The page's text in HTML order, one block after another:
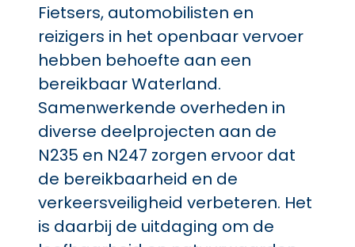
Fietsers, automobilisten en
reizigers in het openbaar vervoer
hebben behoefte aan een
bereikbaar Waterland.
Samenwerkende overheden in
diverse deelprojecten aan de
N235 en N247 zorgen ervoor dat
de bereikbaarheid en de
verkeersveiligheid verbeteren. Het
is daarbij de uitdaging om de